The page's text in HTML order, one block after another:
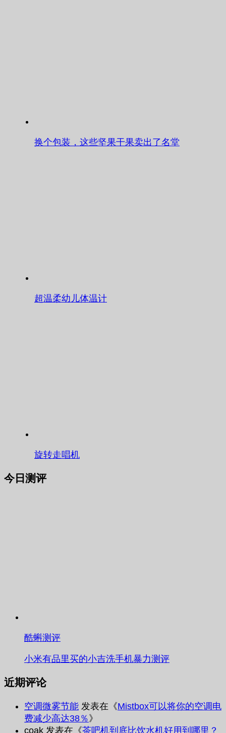
换个包装，这些坚果干果卖出了名堂
超温柔幼儿体温计
旋转走唱机
今日测评
酷蝌测评
小米有品里买的小吉洗手机暴力测评
近期评论
空调微雾节能 发表在《Mistbox可以将你的空调电
费减少高达38％》
coak 发表在《茶吧机到底比饮水机好用到哪里？